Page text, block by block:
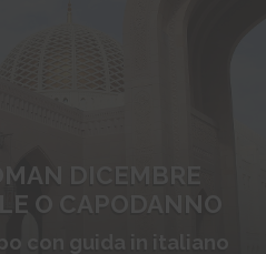
DICEMBRE
O CAPODANNO
con guida in italiano